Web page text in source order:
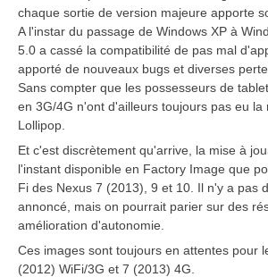
chaque sortie de version majeure apporte
A l'instar du passage de Windows XP à
5.0 a cassé la compatibilité de pas mal
apporté de nouveaux bugs et diverses
Sans compter que les possesseurs de
en 3G/4G n'ont d'ailleurs toujours pas eu la
Lollipop.
Et c'est discrètement qu'arrive, la mise à
l'instant disponible en Factory Image que
Fi des Nexus 7 (2013), 9 et 10. Il n'y a pas
annoncé, mais on pourrait parier sur des
amélioration d'autonomie.
Ces images sont toujours en attentes pour
(2012) WiFi/3G et 7 (2013) 4G.